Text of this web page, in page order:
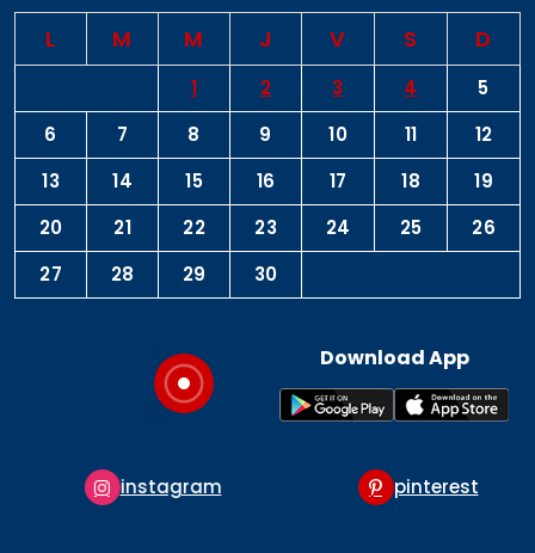
L M M J V S D
1 2 3 4
5
6
7 8 9 10 11
12
13
14 15 16 17 18
19
20
21 22 23 24 25
26
27
28 29 30
Download App
instagram pinterest